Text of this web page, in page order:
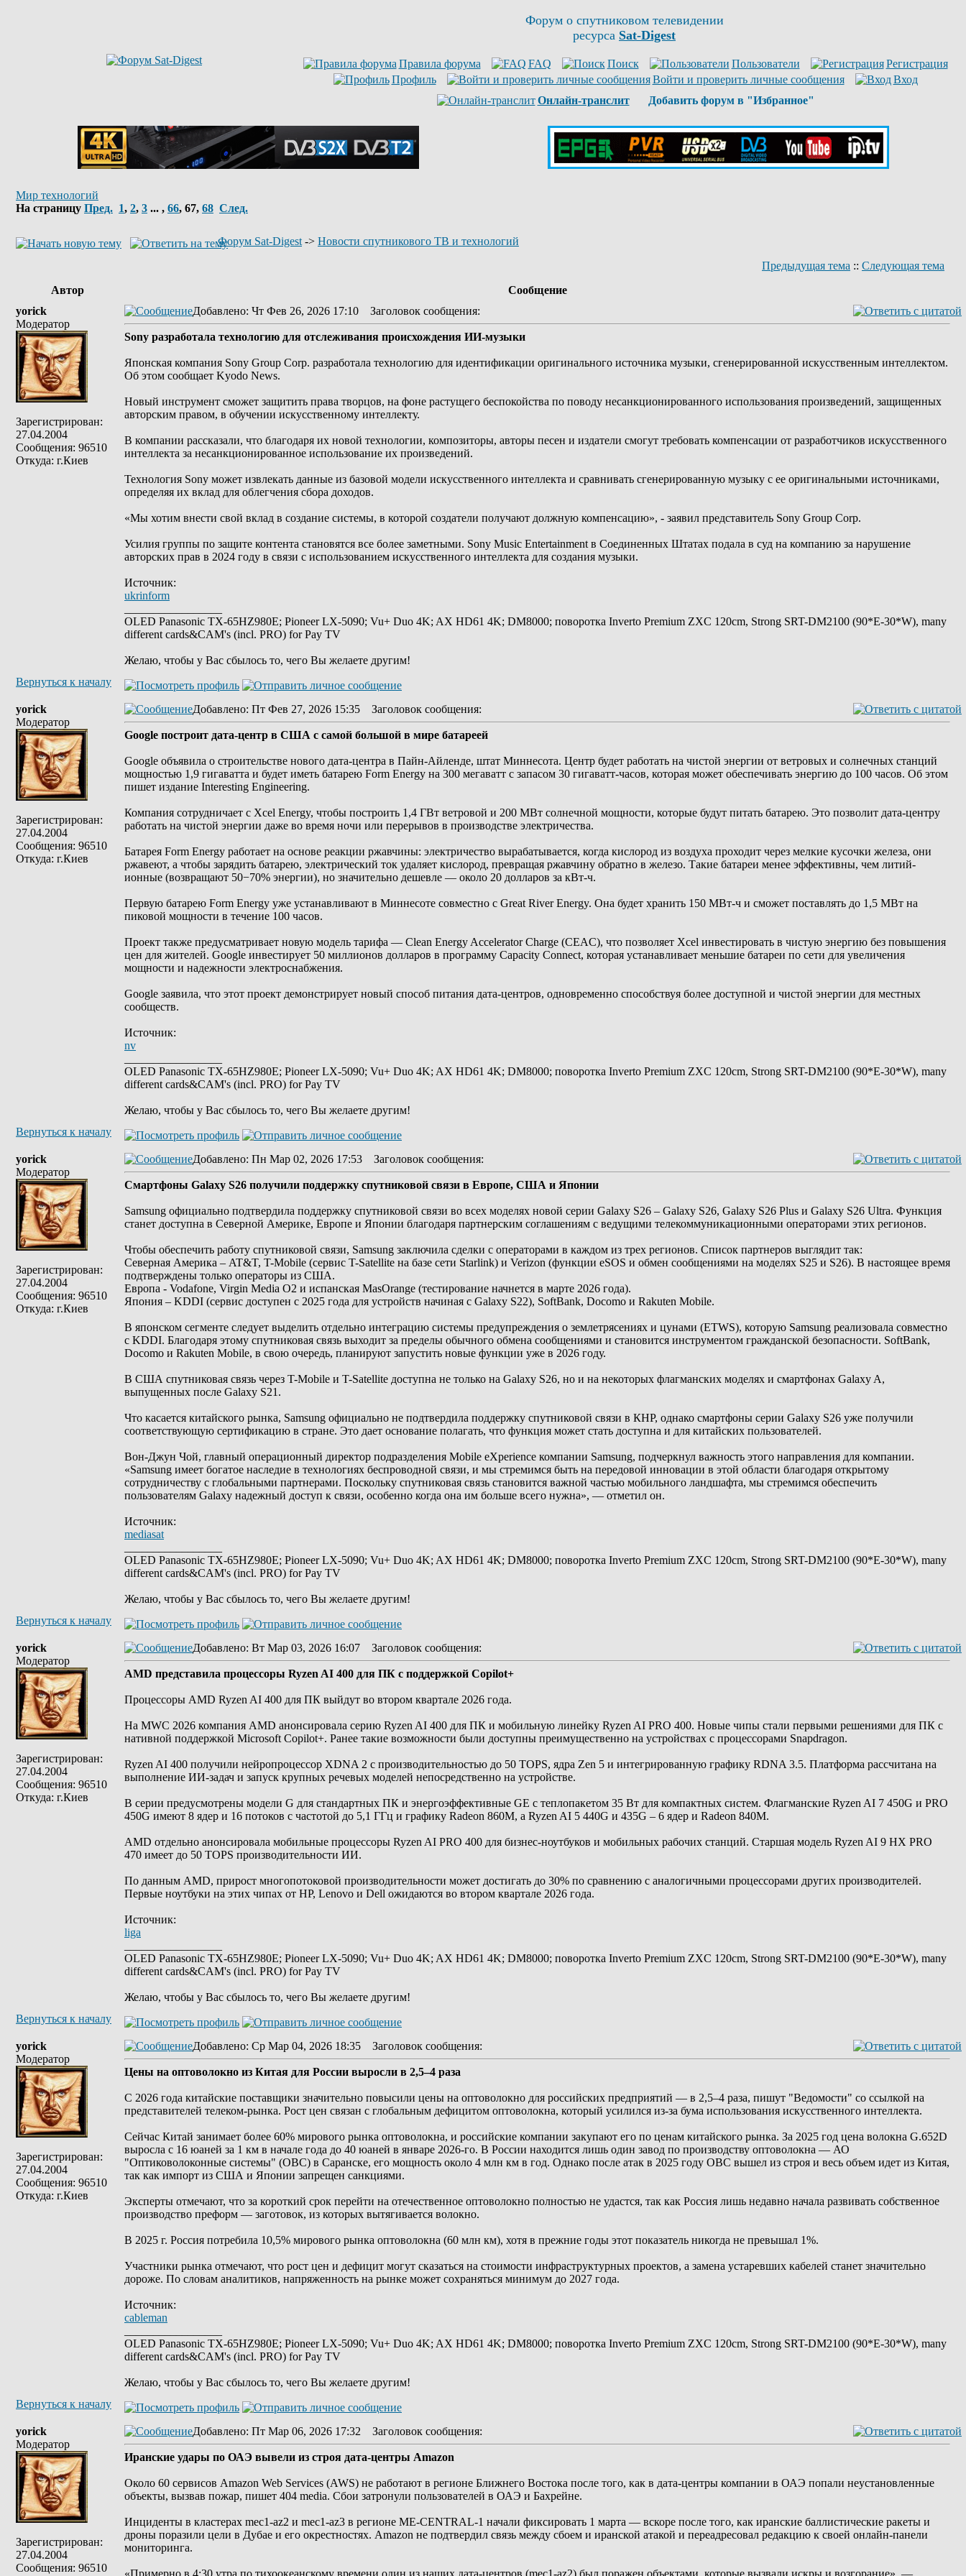
Форум о спутниковом телевидении
ресурса Sat-Digest
Правила форума FAQ Поиск Пользователи
Регистрация
Профиль
Войти и проверить личные сообщения
Вход
Онлайн-транслит
Добавить форум в "Избранное"
Мир технологий
На страницу Пред. 1, 2, 3 ... , 66, 67, 68 След.
Форум Sat-Digest -> Новости спутникового ТВ и технологий
Предыдущая тема :: Следующая тема
Автор
Сообщение
yorick
Модератор
Зарегистрирован:
27.04.2004
Сообщения: 96510
Откуда: г.Киев
Добавлено: Чт Фев 26, 2026 17:10 Заголовок сообщения:
Sony разработала технологию для отслеживания происхождения ИИ-музыки
Японская компания Sony Group Corp. разработала технологию для идентификации оригинального источника музыки, сгенерированной искусственным интеллектом.
Об этом сообщает Kyodo News.
Новый инструмент сможет защитить права творцов, на фоне растущего беспокойства по поводу несанкционированного использования произведений, защищенных
авторским правом, в обучении искусственному интеллекту.
В компании рассказали, что благодаря их новой технологии, композиторы, авторы песен и издатели смогут требовать компенсации от разработчиков искусственного
интеллекта за несанкционированное использование их произведений.
Технология Sony может извлекать данные из базовой модели искусственного интеллекта и сравнивать сгенерированную музыку с ее оригинальными источниками,
определяя их вклад для облегчения сбора доходов.
«Мы хотим внести свой вклад в создание системы, в которой создатели получают должную компенсацию», - заявил представитель Sony Group Corp.
Усилия группы по защите контента становятся все более заметными. Sony Music Entertainment в Соединенных Штатах подала в суд на компанию за нарушение
авторских прав в 2024 году в связи с использованием искусственного интеллекта для создания музыки.
Источник:
ukrinform
OLED Panasonic TX-65HZ980E; Pioneer LX-5090; Vu+ Duo 4K; AX HD61 4K; DM8000; поворотка Inverto Premium ZXC 120cm, Strong SRT-DM2100 (90*E-30*W), many
different cards&CAM's (incl. PRO) for Pay TV
Желаю, чтобы у Вас сбылось то, чего Вы желаете другим!
Вернуться к началу
yorick
Модератор
Зарегистрирован:
27.04.2004
Сообщения: 96510
Откуда: г.Киев
Добавлено: Пт Фев 27, 2026 15:35 Заголовок сообщения:
Google построит дата-центр в США с самой большой в мире батареей
Google объявила о строительстве нового дата-центра в Пайн-Айленде, штат Миннесота. Центр будет работать на чистой энергии от ветровых и солнечных станций
мощностью 1,9 гигаватта и будет иметь батарею Form Energy на 300 мегаватт с запасом 30 гигаватт-часов, которая может обеспечивать энергию до 100 часов. Об этом
пишет издание Interesting Engineering.
Компания сотрудничает с Xcel Energy, чтобы построить 1,4 ГВт ветровой и 200 МВт солнечной мощности, которые будут питать батарею. Это позволит дата-центру
работать на чистой энергии даже во время ночи или перерывов в производстве электричества.
Батарея Form Energy работает на основе реакции ржавчины: электричество вырабатывается, когда кислород из воздуха проходит через мелкие кусочки железа, они
ржавеют, а чтобы зарядить батарею, электрический ток удаляет кислород, превращая ржавчину обратно в железо. Такие батареи менее эффективны, чем литий-
ионные (возвращают 50−70% энергии), но значительно дешевле — около 20 долларов за кВт-ч.
Первую батарею Form Energy уже устанавливают в Миннесоте совместно с Great River Energy. Она будет хранить 150 МВт-ч и сможет поставлять до 1,5 МВт на
пиковой мощности в течение 100 часов.
Проект также предусматривает новую модель тарифа — Clean Energy Accelerator Charge (CEAC), что позволяет Xcel инвестировать в чистую энергию без повышения
цен для жителей. Google инвестирует 50 миллионов долларов в программу Capacity Connect, которая устанавливает меньшие батареи по сети для увеличения
мощности и надежности электроснабжения.
Google заявила, что этот проект демонстрирует новый способ питания дата-центров, одновременно способствуя более доступной и чистой энергии для местных
сообществ.
Источник:
nv
OLED Panasonic TX-65HZ980E; Pioneer LX-5090; Vu+ Duo 4K; AX HD61 4K; DM8000; поворотка Inverto Premium ZXC 120cm, Strong SRT-DM2100 (90*E-30*W), many
different cards&CAM's (incl. PRO) for Pay TV
Желаю, чтобы у Вас сбылось то, чего Вы желаете другим!
Вернуться к началу
yorick
Модератор
Зарегистрирован:
27.04.2004
Сообщения: 96510
Откуда: г.Киев
Добавлено: Пн Мар 02, 2026 17:53 Заголовок сообщения:
Смартфоны Galaxy S26 получили поддержку спутниковой связи в Европе, США и Японии
Samsung официально подтвердила поддержку спутниковой связи во всех моделях новой серии Galaxy S26 – Galaxy S26, Galaxy S26 Plus и Galaxy S26 Ultra. Функция
станет доступна в Северной Америке, Европе и Японии благодаря партнерским соглашениям с ведущими телекоммуникационными операторами этих регионов.
Чтобы обеспечить работу спутниковой связи, Samsung заключила сделки с операторами в каждом из трех регионов. Список партнеров выглядит так:
Северная Америка – AT&T, T-Mobile (сервис T-Satellite на базе сети Starlink) и Verizon (функции eSOS и обмен сообщениями на моделях S25 и S26). В настоящее время
подтверждены только операторы из США.
Европа - Vodafone, Virgin Media O2 и испанская MasOrange (тестирование начнется в марте 2026 года).
Япония – KDDI (сервис доступен с 2025 года для устройств начиная с Galaxy S22), SoftBank, Docomo и Rakuten Mobile.
В японском сегменте следует выделить отдельно интеграцию системы предупреждения о землетрясениях и цунами (ETWS), которую Samsung реализовала совместно
с KDDI. Благодаря этому спутниковая связь выходит за пределы обычного обмена сообщениями и становится инструментом гражданской безопасности. SoftBank,
Docomo и Rakuten Mobile, в свою очередь, планируют запустить новые функции уже в 2026 году.
В США спутниковая связь через T-Mobile и T-Satellite доступна не только на Galaxy S26, но и на некоторых флагманских моделях и смартфонах Galaxy A,
выпущенных после Galaxy S21.
Что касается китайского рынка, Samsung официально не подтвердила поддержку спутниковой связи в КНР, однако смартфоны серии Galaxy S26 уже получили
соответствующую сертификацию в стране. Это дает основание полагать, что функция может стать доступна и для китайских пользователей.
Вон-Джун Чой, главный операционный директор подразделения Mobile eXperience компании Samsung, подчеркнул важность этого направления для компании.
«Samsung имеет богатое наследие в технологиях беспроводной связи, и мы стремимся быть на передовой инновации в этой области благодаря открытому
сотрудничеству с глобальными партнерами. Поскольку спутниковая связь становится важной частью мобильного ландшафта, мы стремимся обеспечить
пользователям Galaxy надежный доступ к связи, особенно когда она им больше всего нужна», — отметил он.
Источник:
mediasat
OLED Panasonic TX-65HZ980E; Pioneer LX-5090; Vu+ Duo 4K; AX HD61 4K; DM8000; поворотка Inverto Premium ZXC 120cm, Strong SRT-DM2100 (90*E-30*W), many
different cards&CAM's (incl. PRO) for Pay TV
Желаю, чтобы у Вас сбылось то, чего Вы желаете другим!
Вернуться к началу
yorick
Модератор
Зарегистрирован:
27.04.2004
Сообщения: 96510
Откуда: г.Киев
Добавлено: Вт Мар 03, 2026 16:07 Заголовок сообщения:
AMD представила процессоры Ryzen AI 400 для ПК с поддержкой Copilot+
Процессоры AMD Ryzen AI 400 для ПК выйдут во втором квартале 2026 года.
На MWC 2026 компания AMD анонсировала серию Ryzen AI 400 для ПК и мобильную линейку Ryzen AI PRO 400. Новые чипы стали первыми решениями для ПК с
нативной поддержкой Microsoft Copilot+. Ранее такие возможности были доступны преимущественно на устройствах с процессорами Snapdragon.
Ryzen AI 400 получили нейропроцессор XDNA 2 с производительностью до 50 TOPS, ядра Zen 5 и интегрированную графику RDNA 3.5. Платформа рассчитана на
выполнение ИИ-задач и запуск крупных речевых моделей непосредственно на устройстве.
В серии предусмотрены модели G для стандартных ПК и энергоэффективные GE с теплопакетом 35 Вт для компактных систем. Флагманские Ryzen AI 7 450G и PRO
450G имеют 8 ядер и 16 потоков с частотой до 5,1 ГГц и графику Radeon 860M, а Ryzen AI 5 440G и 435G – 6 ядер и Radeon 840M.
AMD отдельно анонсировала мобильные процессоры Ryzen AI PRO 400 для бизнес-ноутбуков и мобильных рабочих станций. Старшая модель Ryzen AI 9 HX PRO
470 имеет до 50 TOPS производительности ИИ.
По данным AMD, прирост многопотоковой производительности может достигать до 30% по сравнению с аналогичными процессорами других производителей.
Первые ноутбуки на этих чипах от HP, Lenovo и Dell ожидаются во втором квартале 2026 года.
Источник:
liga
OLED Panasonic TX-65HZ980E; Pioneer LX-5090; Vu+ Duo 4K; AX HD61 4K; DM8000; поворотка Inverto Premium ZXC 120cm, Strong SRT-DM2100 (90*E-30*W), many
different cards&CAM's (incl. PRO) for Pay TV
Желаю, чтобы у Вас сбылось то, чего Вы желаете другим!
Вернуться к началу
yorick
Модератор
Зарегистрирован:
27.04.2004
Сообщения: 96510
Откуда: г.Киев
Добавлено: Ср Мар 04, 2026 18:35 Заголовок сообщения:
Цены на оптоволокно из Китая для России выросли в 2,5–4 раза
С 2026 года китайские поставщики значительно повысили цены на оптоволокно для российских предприятий — в 2,5–4 раза, пишут "Ведомости" со ссылкой на
представителей телеком-рынка. Рост цен связан с глобальным дефицитом оптоволокна, который усилился из-за бума использования искусственного интеллекта.
Сейчас Китай занимает более 60% мирового рынка оптоволокна, и российские компании закупают его по ценам китайского рынка. За 2025 год цена волокна G.652D
выросла с 16 юаней за 1 км в начале года до 40 юаней в январе 2026-го. В России находится лишь один завод по производству оптоволокна — АО
"Оптиковолоконные системы" (ОВС) в Саранске, его мощность около 4 млн км в год. Однако после атак в 2025 году ОВС вышел из строя и весь объем идет из Китая,
так как импорт из США и Японии запрещен санкциями.
Эксперты отмечают, что за короткий срок перейти на отечественное оптоволокно полностью не удастся, так как Россия лишь недавно начала развивать собственное
производство преформ — заготовок, из которых вытягивается волокно.
В 2025 г. Россия потребила 10,5% мирового рынка оптоволокна (60 млн км), хотя в прежние годы этот показатель никогда не превышал 1%.
Участники рынка отмечают, что рост цен и дефицит могут сказаться на стоимости инфраструктурных проектов, а замена устаревших кабелей станет значительно
дороже. По словам аналитиков, напряженность на рынке может сохраняться минимум до 2027 года.
Источник:
cableman
OLED Panasonic TX-65HZ980E; Pioneer LX-5090; Vu+ Duo 4K; AX HD61 4K; DM8000; поворотка Inverto Premium ZXC 120cm, Strong SRT-DM2100 (90*E-30*W), many
different cards&CAM's (incl. PRO) for Pay TV
Желаю, чтобы у Вас сбылось то, чего Вы желаете другим!
Вернуться к началу
yorick
Модератор
Зарегистрирован:
27.04.2004
Сообщения: 96510
Добавлено: Пт Мар 06, 2026 17:32 Заголовок сообщения:
Иранские удары по ОАЭ вывели из строя дата-центры Amazon
Около 60 сервисов Amazon Web Services (AWS) не работают в регионе Ближнего Востока после того, как в дата-центры компании в ОАЭ попали неустановленные
объекты, вызвав пожар, пишет 404 media. Сбои затронули пользователей в ОАЭ и Бахрейне.
Инциденты в кластерах mec1-az2 и mec1-az3 в регионе ME-CENTRAL-1 начали фиксировать 1 марта — вскоре после того, как иранские баллистические ракеты и
дроны поразили цели в Дубае и его окрестностях. Amazon не подтвердил связь между сбоем и иранской атакой и переадресовал редакцию к своей онлайн-панели
мониторинга.
«Примерно в 4:30 утра по тихоокеанскому времени один из наших дата-центров (mec1-az2) был поражен объектами, которые вызвали искры и возгорание», —